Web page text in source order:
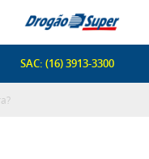
SAC: (16) 3913-3300